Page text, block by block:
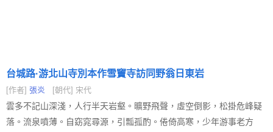
台城路·游北山寺別本作雪竇寺訪同野翁日東岩
[作者] 張炎 [朝代] 宋代
雲多不記山深淺，人行半天岩壑。曠野飛聲，虛空倒影，松掛危峰疑
落。流泉噴薄。自窈窕尋源，引瓢孤酌。倦倚高寒，少年游事老方